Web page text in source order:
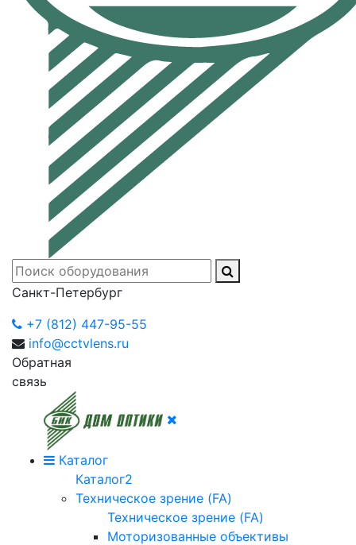
Санкт-Петербург
+7 (812) 447-95-55
info@cctvlens.ru
Обратная
связь
Каталог
Каталог2
Техническое зрение (FA)
Техническое зрение (FA)
Моторизованные объективы